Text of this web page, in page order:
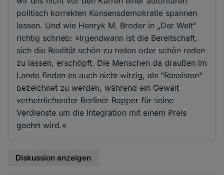
politisch korrekten Konsensdemokratie spannen
lassen. Und wie Henryk M. Broder in „Der Welt“
richtig schrieb: »Irgendwann ist die Bereitschaft,
sich die Realität schön zu reden oder schön reden
zu lassen, erschöpft. Die Menschen da draußen im
Lande finden es auch nicht witzig, als "Rassisten"
bezeichnet zu werden, während ein Gewalt
verherrlichender Berliner Rapper für seine
Verdienste um die Integration mit einem Preis
geehrt wird.«
Diskussion anzeigen